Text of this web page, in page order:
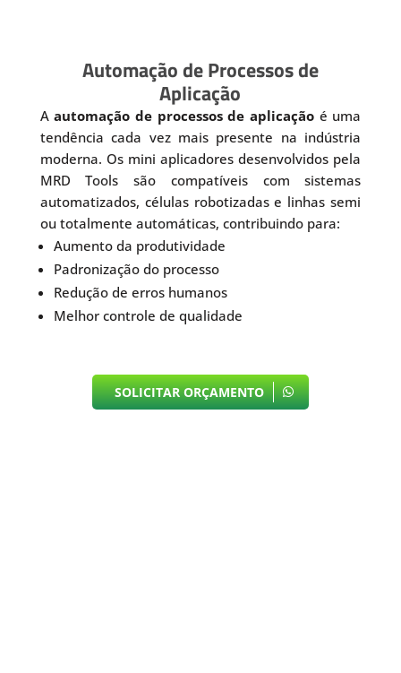
Automação de Processos de
Aplicação
Aautomação de processos de aplicaçãoé uma
tendência cada vez mais presente na indústria
moderna. Os mini aplicadores desenvolvidos pela
MRD Tools são compatíveis com sistemas
automatizados, células robotizadas e linhas semi
ou totalmente automáticas, contribuindo para:
Aumento da produtividade
Padronização do processo
Redução de erros humanos
Melhor controle de qualidade
SOLICITAR ORÇAMENTO